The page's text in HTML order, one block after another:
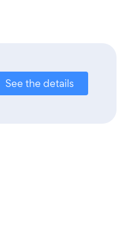
See the details